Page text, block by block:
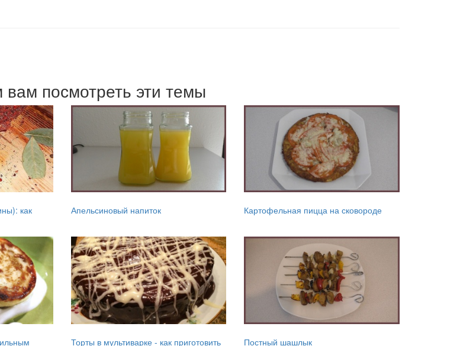
посмотреть эти темы
как
Апельсиновый напиток Картофельная пицца на сковороде
Торты в мультиварке - как приготовить Постный шашлык